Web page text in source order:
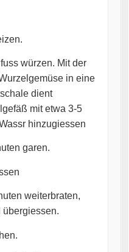
würzen. Mit der
in eine
dient
mit etwa 3-5
hinzugiessen
garen.
weiterbraten,
übergiessen.